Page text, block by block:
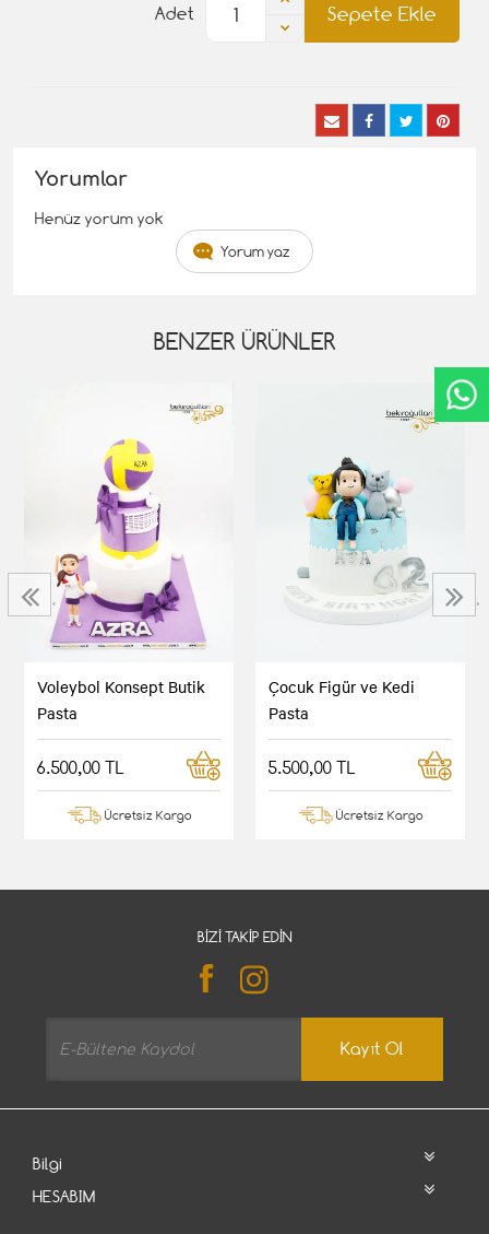
Sepete Ekle
Adet
Yorumlar
Henüz yorum yok
Yorum yaz
BENZER ÜRÜNLER
Voleybol Konsept Butik
Pasta
6.500,00 TL
Ücretsiz Kargo
Çocuk Figür ve Kedi
Pasta
5.500,00 TL
Ücretsiz Kargo
‹ ›
BIZI TAKIP EDIN
Kayıt Ol
Bilgi
HESABIM